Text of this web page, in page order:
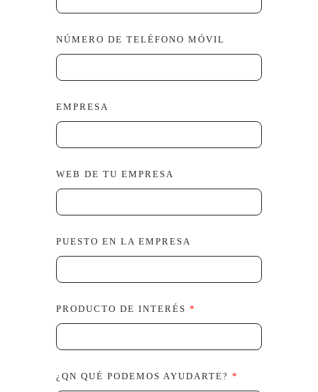
NÚMERO DE TELÉFONO MÓVIL
EMPRESA
WEB DE TU EMPRESA
PUESTO EN LA EMPRESA
PRODUCTO DE INTERÉS *
¿QN QUÉ PODEMOS AYUDARTE? *